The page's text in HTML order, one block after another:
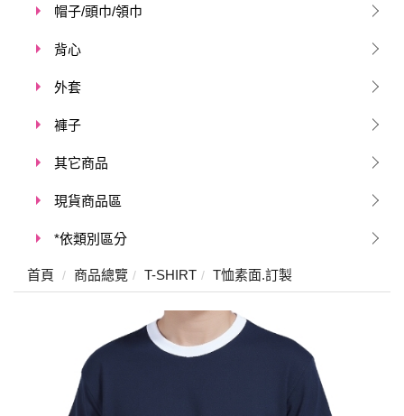
帽子/頭巾/領巾
背心
外套
褲子
其它商品
現貨商品區
*依類別區分
首頁 商品總覽 T-SHIRT T恤素面.訂製